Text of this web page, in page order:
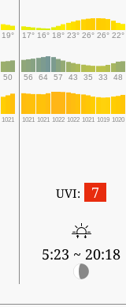
19° 17° 16° 18° 23° 26° 26° 22°
50 56 64 57 43 35 33 48
1021 1021 1021 1022 1022 1021 1019 1020
UVI: 7
5:23 ~ 20:18